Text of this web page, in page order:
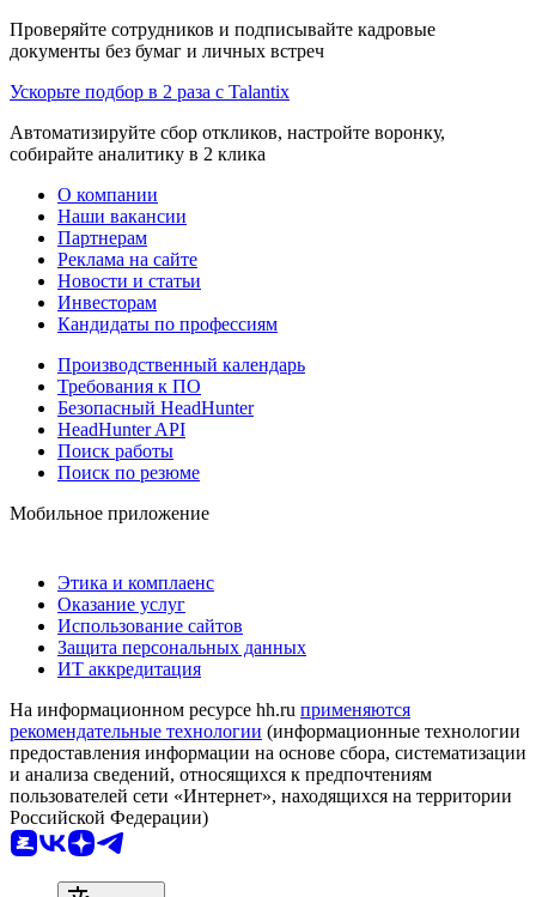
Проверяйте сотрудников и подписывайте кадровые
документы без бумаг и личных встреч
Ускорьте подбор в 2 раза с Talantix
Автоматизируйте сбор откликов, настройте воронку,
собирайте аналитику в 2 клика
О компании
Наши вакансии
Партнерам
Реклама на сайте
Новости и статьи
Инвесторам
Кандидаты по профессиям
Производственный календарь
Требования к ПО
Безопасный HeadHunter
HeadHunter API
Поиск работы
Поиск по резюме
Мобильное приложение
Этика и комплаенс
Оказание услуг
Использование сайтов
Защита персональных данных
ИТ аккредитация
На информационном ресурсе hh.ru применяются
рекомендательные технологии (информационные технологии
предоставления информации на основе сбора, систематизации
и анализа сведений, относящихся к предпочтениям
пользователей сети «Интернет», находящихся на территории
Российской Федерации)